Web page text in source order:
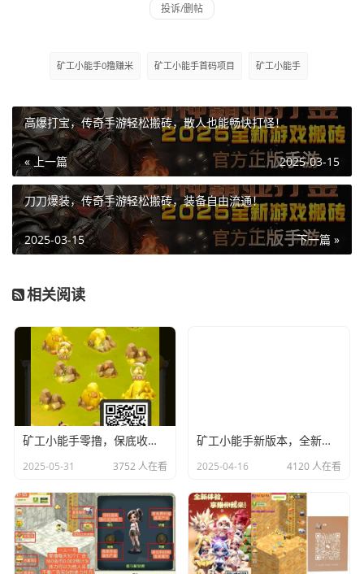
矿工小能手0撸赚米 矿工小能手首码项目 矿工小能手
高爆打宝，传奇手游轻松搬砖，散人也能畅快打怪！
« 上一篇 2025-03-15
刀刀爆装，传奇手游轻松搬砖，装备自由流通！
下一篇 »
2025-03-15
相关阅读
矿工小能手零撸，保底收益高，全新玩法全新体验，最新模式
2025-05-31 3752 人在看
矿工小能手新版本，全新玩法全新体验
2025-04-16 4120 人在看